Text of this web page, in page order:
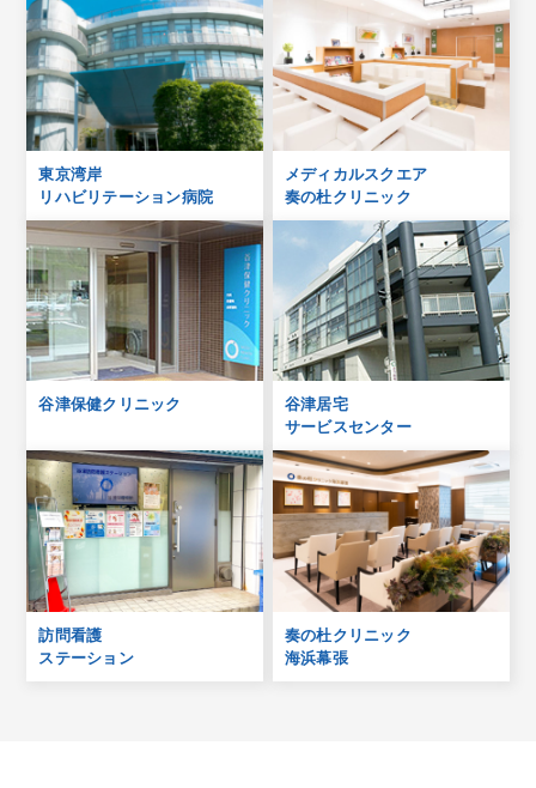
東京湾岸
リハビリテーション病院
メディカルスクエア
奏の杜クリニック
谷津保健クリニック
谷津居宅
サービスセンター
訪問看護
ステーション
奏の杜クリニック
海浜幕張